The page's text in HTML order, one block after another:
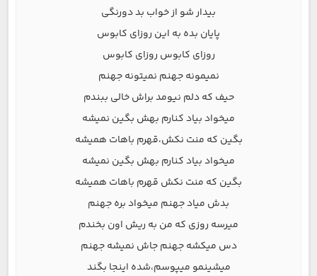
بیدار شو از خواب بد دورنگی
پایان بده به این روزای کابوس
روزای کابوس روزای کابوس
نمیمونه جهنم نمیتونه جهنم
حیف که دلم نیومد براش خالی ببندم
میخواد بیاد کنارم بهش بگین نمیشه
بگین که منت نکش،قهرم باهات همیشه
میخواد بیاد کنارم بهش بگین نمیشه
بگین که منت نکش قهرم باهات همیشه
بدش میاد جهنم میخواد بره جهنم
میرسه روزی که من به ریش اون بخندم
دس میکشه جهنم جاش نمیشه جهنم
میشینمو میپوسم،شده اینجا بگند